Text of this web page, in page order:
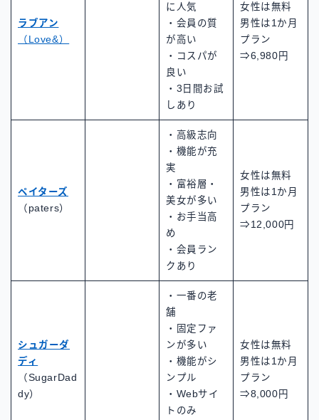
ラブアン
（Love&）
に人気
・会員の質
が高い
・コスパが
良い
・3日間お試
しあり
女性は無料
男性は1か月
プラン
⇒6,980円
ペイターズ
（paters）
・高級志向
・機能が充
実
・富裕層・
美女が多い
・お手当高
め
・会員ラン
クあり
女性は無料
男性は1か月
プラン
⇒12,000円
シュガーダ
ディ
（SugarDad
dy）
・一番の老
舗
・固定ファ
ンが多い
・機能がシ
ンプル
・Webサイ
トのみ
女性は無料
男性は1か月
プラン
⇒8,000円